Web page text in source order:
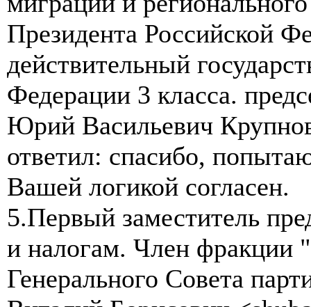
Президента Российской
действительный
Федерации 3 класса.
Юрий Васильевич
ответил: спасибо,
Вашей логикой согласен.
5.Первый заместитель
и налогам. Член фракции
Генерального Совета